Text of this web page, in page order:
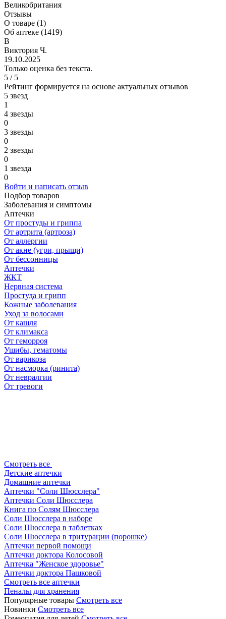
Великобритания
Отзывы
О товаре (1)
Об аптеке (1419)
В
Виктория Ч.
19.10.2025
Только оценка без текста.
5 / 5
Рейтинг формируется на основе актуальных отзывов
5 звезд
1
4 звезды
0
3 звезды
0
2 звезды
0
1 звезда
0
Войти и написать отзыв
Подбор товаров
Заболевания и симптомы
Аптечки
От простуды и гриппа
От артрита (артроза)
От аллергии
От акне (угри, прыщи)
От бессонницы
Аптечки
ЖКТ
Нервная система
Простуда и грипп
Кожные заболевания
Уход за волосами
От кашля
От климакса
От геморроя
Ушибы, гематомы
От варикоза
От насморка (ринита)
От невралгии
От тревоги
Смотреть все
Детские аптечки
Домашние аптечки
Аптечки "Соли Шюсслера"
Аптечки Соли Шюсслера
Книга по Солям Шюсслера
Соли Шюсслера в наборе
Соли Шюсслера в таблетках
Соли Шюсслера в тритурации (порошке)
Аптечки первой помощи
Аптечки доктора Колосовой
Аптечка "Женское здоровье"
Аптечки доктора Пашковой
Смотреть все аптечки
Пеналы для хранения
Популярные товары Смотреть все
Новинки Смотреть все